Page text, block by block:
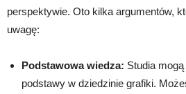
perspektywie. Oto kilka argumentów,
uwagę:
Podstawowa wiedza: Studia
podstawy w dziedzinie grafiki.